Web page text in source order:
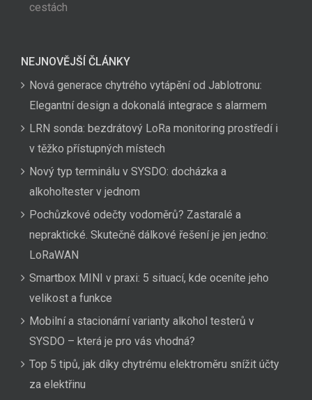
cestách
NEJNOVĚJŠÍ ČLÁNKY
Nová generace chytrého vytápění od Jablotronu:
Elegantní design a dokonalá integrace s alarmem
LRN sonda: bezdrátový LoRa monitoring prostředí i
v těžko přístupných místech
Nový typ terminálu v SYSDO: docházka a
alkoholtester v jednom
Pochůzkové odečty vodoměrů? Zastaralé a
nepraktické. Skutečně dálkové řešení je jen jedno:
LoRaWAN
Smartbox MINI v praxi: 5 situací, kde oceníte jeho
velikost a funkce
Mobilní a stacionární varianty alkohol testerů v
SYSDO – která je pro vás vhodná?
Top 5 tipů, jak díky chytrému elektroměru snížit účty
za elektřinu